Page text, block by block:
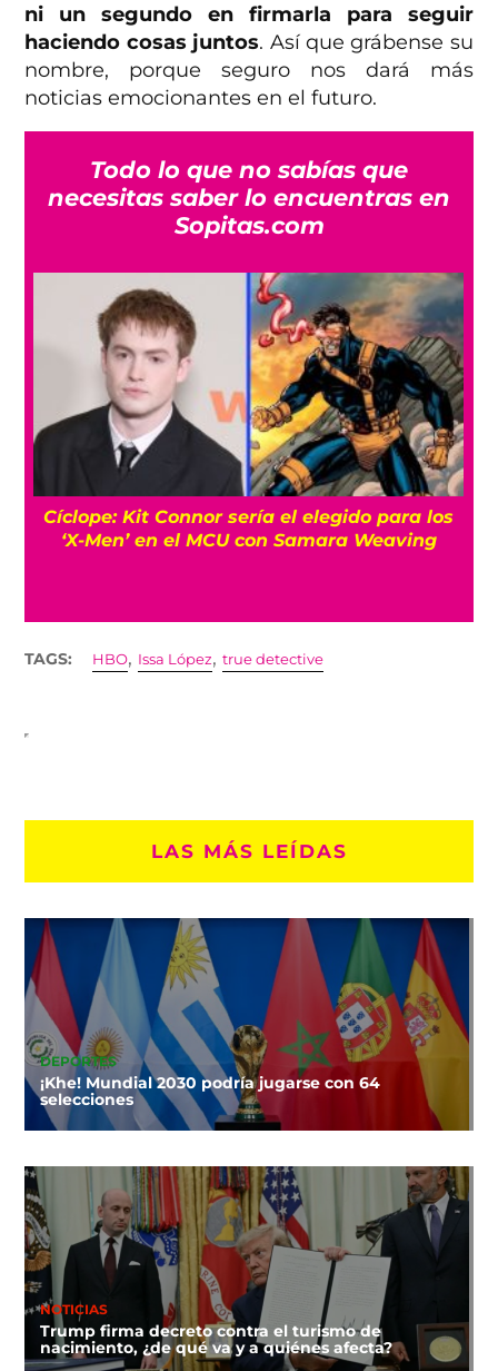
ni un segundo en firmarla para seguir
haciendo cosas juntos. Así que grábense su
nombre, porque seguro nos dará más
noticias emocionantes en el futuro.
Todo lo que no sabías que
necesitas saber lo encuentras en
Sopitas.com
Cíclope: Kit Connor sería el elegido para los
‘X-Men’ en el MCU con Samara Weaving
TAGS: HBO, Issa López,true detective
LAS MÁS LEÍDAS
DEPORTES
¡Khe! Mundial 2030 podría jugarse con 64
selecciones
NOTICIAS
Trump firma decreto contra el turismo de
nacimiento, ¿de qué va y a quiénes afecta?